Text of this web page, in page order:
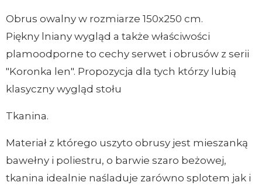
Obrus owalny w rozmiarze 150x250 cm.
Piękny lniany wygląd a także właściwości
plamoodporne to cechy serwet i obrusów z serii
"Koronka len". Propozycja dla tych którzy lubią
klasyczny wygląd stołu
Tkanina.
Materiał z którego uszyto obrusy jest mieszanką
bawełny i poliestru, o barwie szaro beżowej,
tkanina idealnie naśladuje zarówno splotem jak i